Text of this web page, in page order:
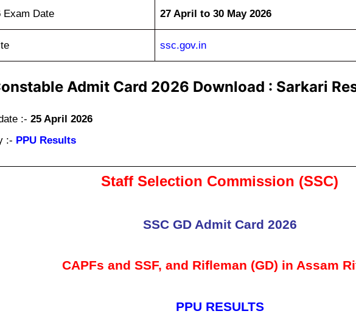
Exam Date 27 April to 30 May 2026
ssc.gov.in
Admit Card 2026 Download : Sarkari
:- 25 April 2026
:- PPU Results
Staff Selection Commission (SSC)
SSC GD Admit Card 2026
CAPFs and SSF, and Rifleman (GD) in Assam
PPU RESULTS